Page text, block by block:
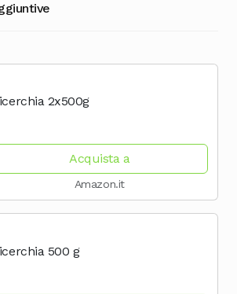
2x500g
Acquista a
Amazon.it
500 g